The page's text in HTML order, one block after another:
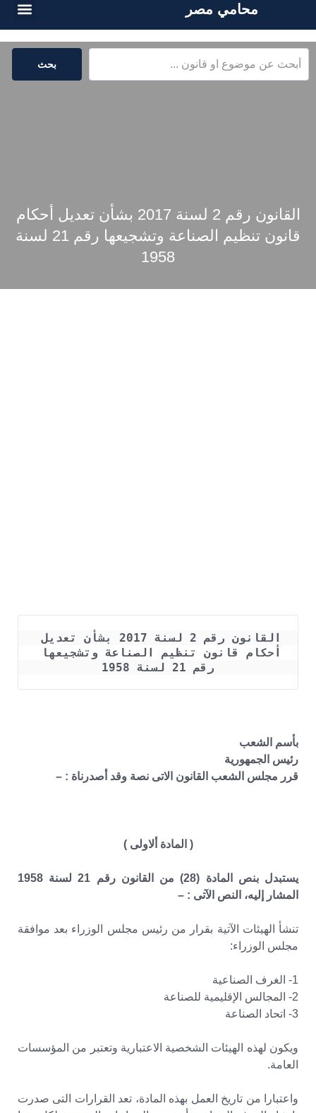
محامي مصر
بحث
القانون رقم 2 لسنة 2017 بشأن تعديل أحكام
قانون تنظيم الصناعة وتشجيعها رقم 21 لسنة
1958
القانون رقم 2 لسنة 2017 بشأن تعديل
رقم 21 لسنة 1958
بأسم الشعب
رئيس الجمهورية
قرر مجلس الشعب القانون الاتى نصة وقد أصدرناة : –
( المادة ألاولى )
يستبدل بنص المادة (28) من القانون رقم 21 لسنة 1958
المشار إليه، النص الآتى : –
تنشأ الهيئات الآتية بقرار من رئيس مجلس الوزراء بعد موافقة
مجلس الوزراء:
1- الغرف الصناعية
2- المجالس الإقليمية للصناعة
3- اتحاد الصناعة
ويكون لهذه الهيئات الشخصية الاعتبارية وتعتبر من المؤسسات
العامة.
واعتبارا من تاريخ العمل بهذه المادة، تعد القرارات التى صدرت